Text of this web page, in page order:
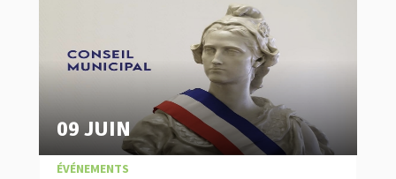
09 JUIN
COMPTES RENDUS
ÉVÉNEMENTS